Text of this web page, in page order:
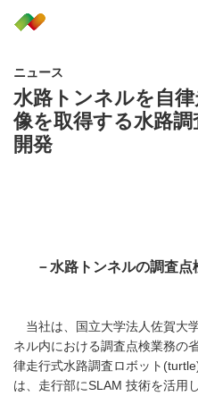
ニュース
水路トンネルを自
像を取得する水路
開発
－水路トンネルの調査
当社は、国立大学法人佐賀大
ネル内における調査点検業務の
律走行式水路調査ロボット
は、走行部にSLAM 技術を活用